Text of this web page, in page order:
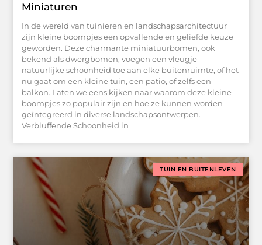
Miniaturen
In de wereld van tuinieren en landschapsarchitectuur
zijn kleine boompjes een opvallende en geliefde keuze
geworden. Deze charmante miniatuurbomen, ook
bekend als dwergbomen, voegen een vleugje
natuurlijke schoonheid toe aan elke buitenruimte, of het
nu gaat om een kleine tuin, een patio, of zelfs een
balkon. Laten we eens kijken naar waarom deze kleine
boompjes zo populair zijn en hoe ze kunnen worden
geïntegreerd in diverse landschapsontwerpen.
Verbluffende Schoonheid in
TUIN EN BUITENLEVEN